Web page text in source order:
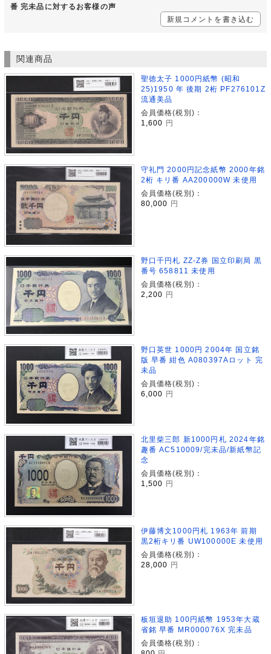
番 完未品に対するお客様の声
新規コメントを書き込む
関連商品
聖徳太子 1000円紙幣 (昭和
25)1950 年 後期 2桁 PF276101Z
流通美品
会員価格(税別)：
1,600
円
守礼門 2000円記念紙幣 2000年銘
2桁 キリ番 AA200000W 未使用
会員価格(税別)：
80,000 円
野口千円札 ZZ-Z券 国立印刷局 黒
番号 658811 未使用
会員価格(税別)：
2,200 円
野口英世 1000円 2004年 国立銘
版 早番 紺色 A080397Aロット 完
未品
会員価格(税別)：
6,000 円
北里柴三郎 新1000円札 2024年銘
趣番 AC510009/完未品/新紙幣記
念
会員価格(税別)：
1,500
円
伊藤博文1000円札 1963年 前期
黒2桁キリ番 UW100000E 未使用
会員価格(税別)：
28,000 円
板垣退助 100円紙幣 1953年大蔵
省銘 早番 MR000076X 完未品
会員価格(税別)：